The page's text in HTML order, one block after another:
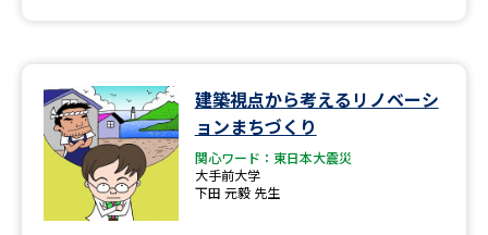
先輩が入学を決めた理由 テレメール全国一斉進学調査
新生活お役立ちガイド
建築視点から考えるリノベーシ
ョンまちづくり
関心ワード：東日本大震災
大手前大学
下田 元毅 先生